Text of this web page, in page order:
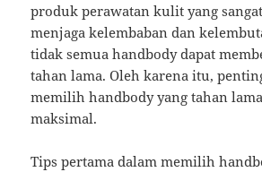
produk perawatan kulit yang
menjaga kelembaban dan
tidak semua handbody dapat
tahan lama. Oleh karena itu,
memilih handbody yang tahan
maksimal.
Tips pertama dalam memilih